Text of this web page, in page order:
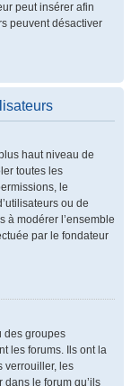
peut insérer afin
peuvent désactiver
haut niveau de
toutes les
le
ou de
à modérer l’ensemble
par le fondateur
des groupes
les forums. Ils ont la
verrouiller, les
le forum qu’ils